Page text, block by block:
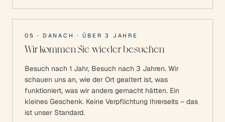
05 · DANACH · ÜBER 3 JAHRE
Wir kommen Sie wieder besuchen
Besuch nach 1 Jahr, Besuch nach 3 Jahren. Wir
schauen uns an, wie der Ort gealtert ist, was
funktioniert, was wir anders gemacht hätten. Ein
kleines Geschenk. Keine Verpflichtung Ihrerseits – das
ist unser Standard.